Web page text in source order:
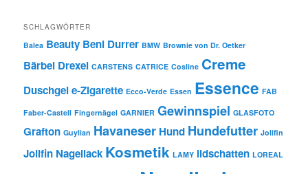
SCHLAGWÖRTER
Balea Beauty Beni Durrer BMW Brownie von Dr. Oetker
Bärbel Drexel CARSTENS CATRICE Cosline Creme
Duschgele-Zigarette Ecco-Verde Essen Essence FAB
Faber-Castell Fingernägel GARNIER Gewinnspiel GLASFOTO
Grafton Guylian Havaneser Hund Hundefutter Jolifin
Jolifin Nagellack Kosmetik LAMY lidschatten LOREAL